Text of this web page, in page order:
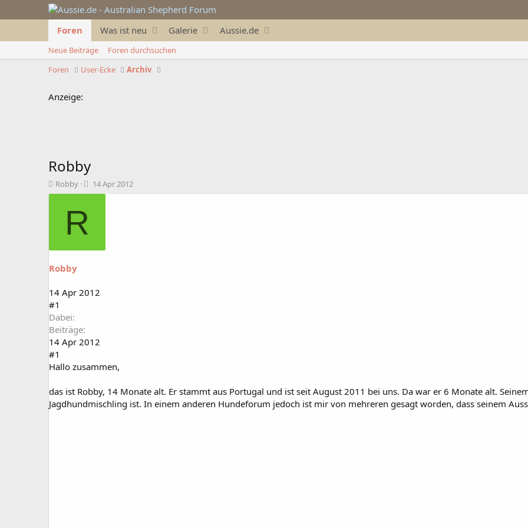
Foren Was ist neu Galerie Aussie.de
Neue Beiträge
Foren durchsuchen
Foren
User-Ecke Archiv
Anzeige:
Robby
T
h
a
t
r
Robby
B
e
m
14 Apr 2012
R
Robby
14 Apr 2012
#1
Dabei
Beiträge
14 Apr 2012
#1
Hallo zusammen,
das ist Robby, 14 Monate alt. Er stammt aus Portugal und ist seit August 2011 bei uns. Da war er 6 Monate alt.
Jagdhundmischling ist. In einem anderen Hundeforum jedoch ist mir von mehreren gesagt worden, dass seinem